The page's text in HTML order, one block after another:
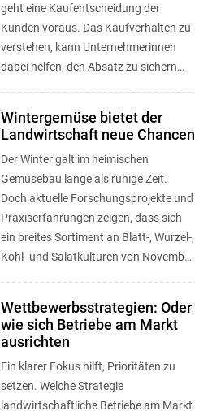
geht eine Kaufentscheidung der
Kunden voraus. Das Kaufverhalten zu
verstehen, kann Unternehmerinnen
dabei helfen, den Absatz zu sichern
Wintergemüse bietet der
Landwirtschaft neue Chancen
Der Winter galt im heimischen
Gemüsebau lange als ruhige Zeit.
Doch aktuelle Forschungsprojekte und
Praxiserfahrungen zeigen, dass sich
ein breites Sortiment an Blatt-, Wurzel-,
Kohl- und Salatkulturen von November
Wettbewerbsstrategien: Oder
wie sich Betriebe am Markt
ausrichten
Ein klarer Fokus hilft, Prioritäten zu
setzen. Welche Strategie
landwirtschaftliche Betriebe am Markt